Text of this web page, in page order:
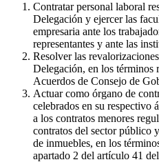
Contratar personal laboral
Delegación y ejercer las
empresaria ante los
representantes y ante las
Resolver las
Delegación, en los términos
Acuerdos de Consejo de
Actuar como órgano de
celebrados en su respectivo
a los contratos menores
contratos del sector público
de inmuebles, en los
apartado 2 del artículo 41